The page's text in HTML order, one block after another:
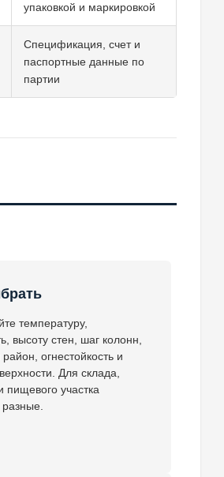
упаковкой и маркировкой
Спецификация, счет и
паспортные данные по
партии
температуру,
высоту стен, шаг колонн,
огнестойкость и
Для склада,
пищевого участка